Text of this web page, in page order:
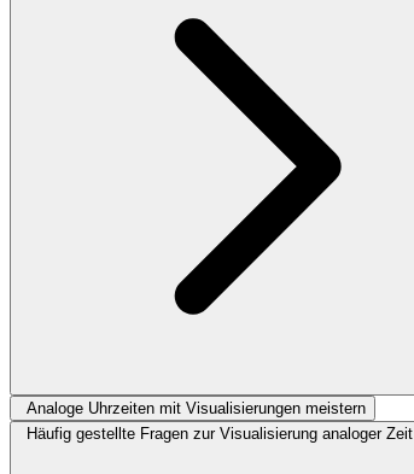
Analoge Uhrzeiten mit Visualisierungen meistern
Häufig gestellte Fragen zur Visualisierung analoger Zeit